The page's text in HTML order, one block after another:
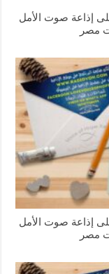
إذاعة صوت الأمل
إذاعة صوت الأمل